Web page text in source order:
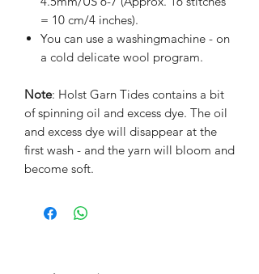
= 10 cm/4 inches).
You can use a washingmachine - on
a cold delicate wool program.
Note: Holst Garn Tides contains a bit
of spinning oil and excess dye. The oil
and excess dye will disappear at the
first wash - and the yarn will bloom and
become soft.